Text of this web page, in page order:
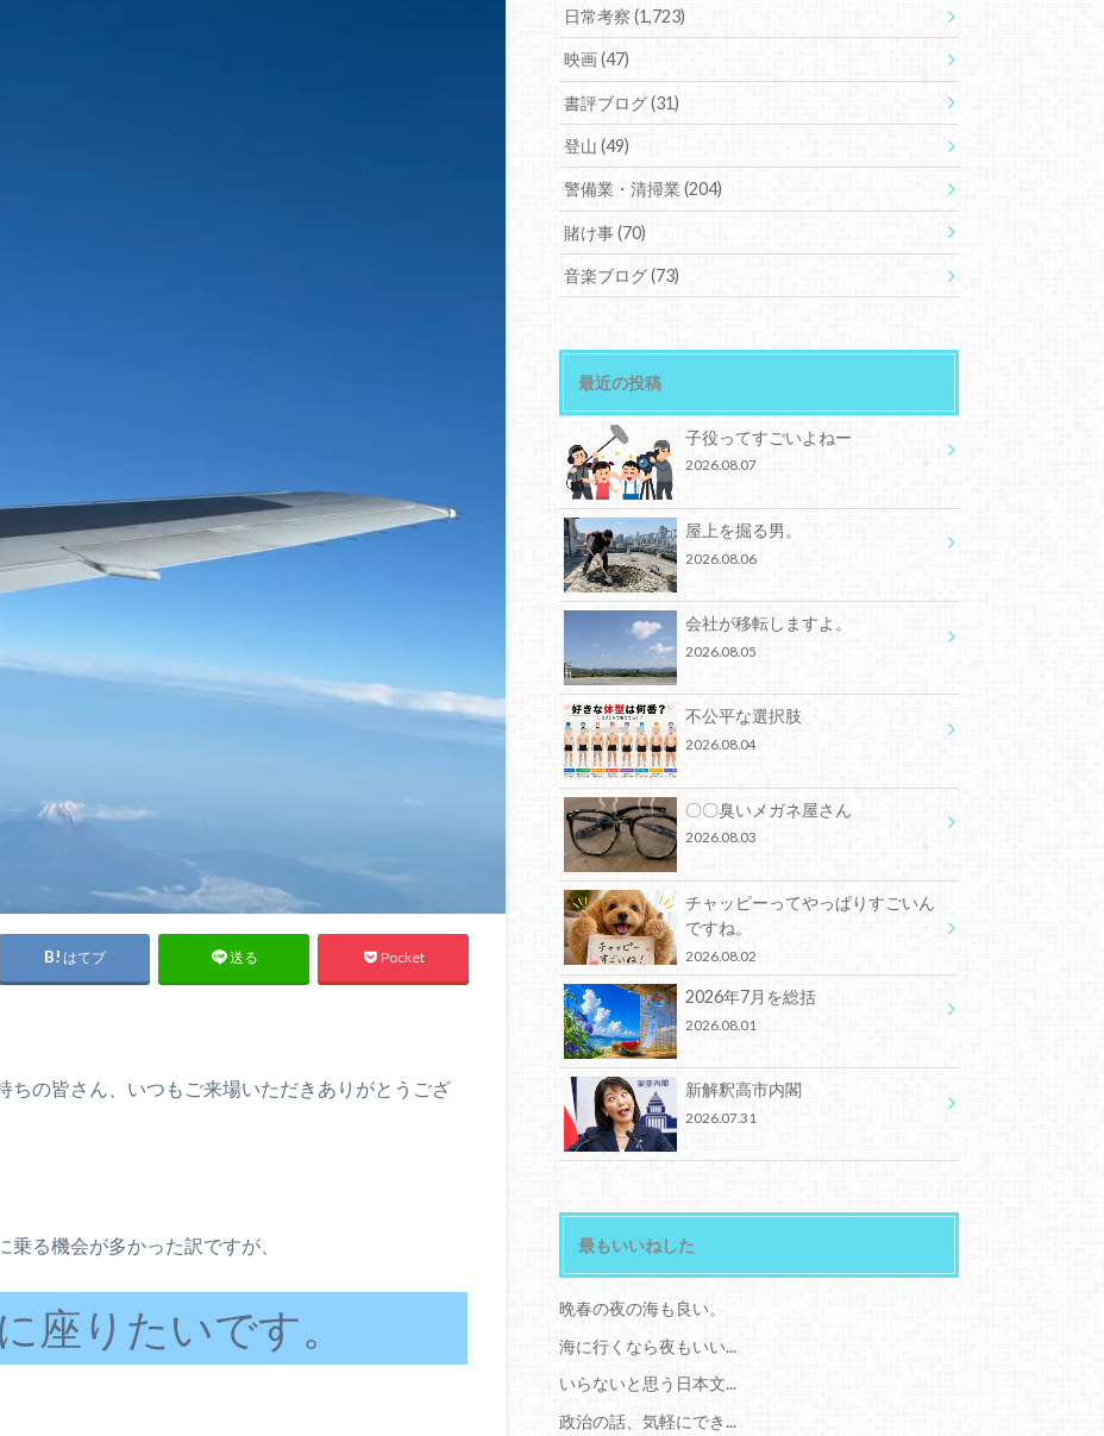
はてブ 送る Pocket
ちの皆さん、いつもご来場いただきありがとうござ
る機会が多かった訳ですが、
座りたいです。
日常考察(1,723)
映画(47)
書評ブログ(31)
登山(49)
警備業・清掃業(204)
賭け事(70)
音楽ブログ(73)
最近の投稿
子役ってすごいよねー
2026.08.07
屋上を掘る男。
2026.08.06
会社が移転しますよ。
2026.08.05
不公平な選択肢
2026.08.04
〇〇臭いメガネ屋さん
2026.08.03
チャッピーってやっぱりすごいん
ですね。
2026.08.02
2026年7月を総括
2026.08.01
新解釈高市内閣
2026.07.31
最もいいねした
晩春の夜の海も良い。
海に行くなら夜もいい...
いらないと思う日本文...
政治の話、気軽にでき...